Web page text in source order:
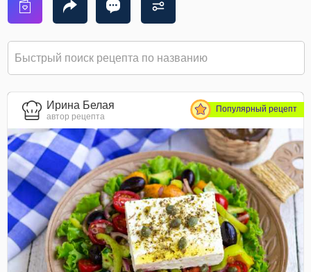
Ирина Белая
автор рецепта
Популярный рецепт